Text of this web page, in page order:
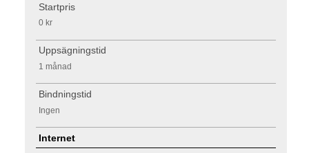
Startpris
0 kr
Uppsägningstid
1 månad
Bindningstid
Ingen
Internet